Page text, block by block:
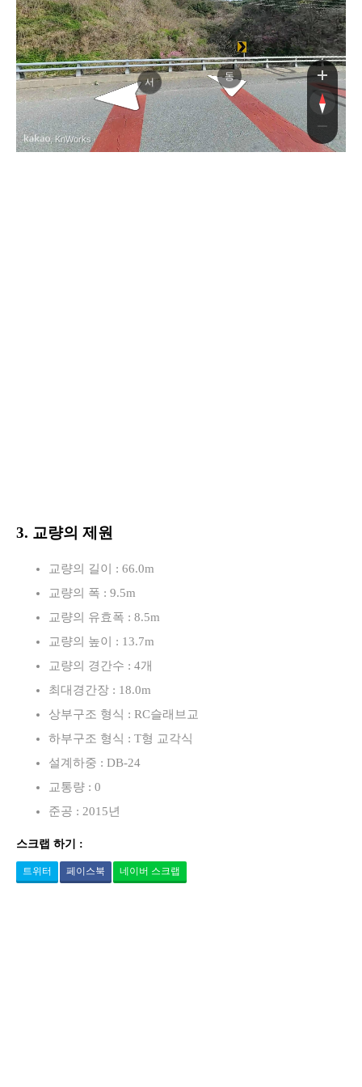
사곡로
사곡로
서
동
, KnWorks
3. 교량의 제원
교량의 길이 : 66.0m
교량의 폭 : 9.5m
교량의 유효폭 : 8.5m
교량의 높이 : 13.7m
교량의 경간수 : 4개
최대경간장 : 18.0m
상부구조 형식 : RC슬래브교
하부구조 형식 : T형 교각식
설계하중 : DB-24
교통량 : 0
준공 : 2015년
스크랩 하기 :
트위터 페이스북 네이버 스크랩